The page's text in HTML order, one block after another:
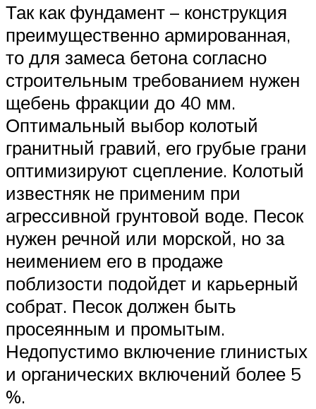
Так как фундамент – конструкция
преимущественно армированная,
то для замеса бетона согласно
строительным требованием нужен
щебень фракции до 40 мм.
Оптимальный выбор колотый
гранитный гравий, его грубые грани
оптимизируют сцепление. Колотый
известняк не применим при
агрессивной грунтовой воде. Песок
нужен речной или морской, но за
неимением его в продаже
поблизости подойдет и карьерный
собрат. Песок должен быть
просеянным и промытым.
Недопустимо включение глинистых
и органических включений более 5
%.